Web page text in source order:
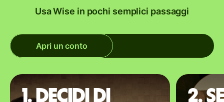
Usa Wise in pochi semplici passaggi
Apri un conto
1. Decidi di
2.